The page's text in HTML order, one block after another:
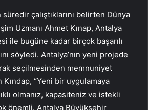
çalıştıklarını belirten Dünya
Uzmanı Ahmet Kınap, Antalya
ile bugüne kadar birçok başarılı
söyledi. Antalya’nın yeni projede
seçilmesinden memnuniyet
Kındap, “Yeni bir uygulamaya
olmanız, kapasiteniz ve istekli
önemli. Antalya Büyükşehir